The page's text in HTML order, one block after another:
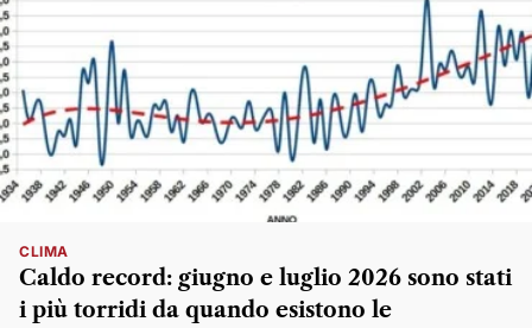
CLIMA
Caldo record: giugno e luglio 2026 sono stati
i più torridi da quando esistono le